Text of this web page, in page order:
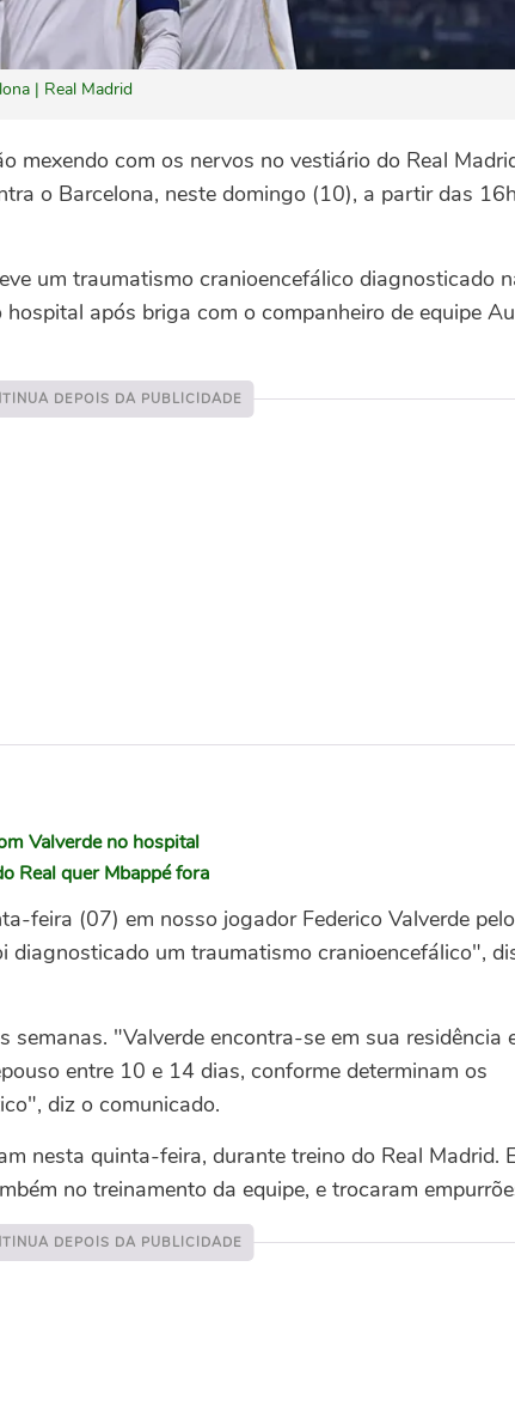
| Real Madrid
mexendo com os nervos no vestiário do Real
o Barcelona, neste domingo (10), a partir das 16h
um traumatismo cranioencefálico diagnosticado
após briga com o companheiro de equipe
Valverde no hospital
Real quer Mbappé fora
feira (07) em nosso jogador Federico Valverde
diagnosticado um traumatismo cranioencefálico",
"Valverde encontra-se em sua residência
entre 10 e 14 dias, conforme determinam os
diz o comunicado.
nesta quinta-feira, durante treino do Real Madrid.
no treinamento da equipe, e trocaram